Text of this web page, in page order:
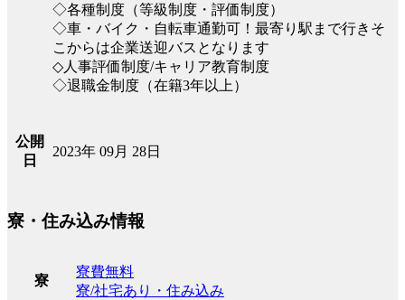
◇各種制度（等級制度・評価制度）
◇車・バイク・自転車通勤可！最寄り駅まで行きそ
こからは企業送迎バスとなります
◇人事評価制度/キャリア教育制度
◇退職金制度（在籍3年以上）
公開
日
2023年 09月 28日
寮・住み込み情報
寮
寮費無料
寮/社宅あり・住み込み